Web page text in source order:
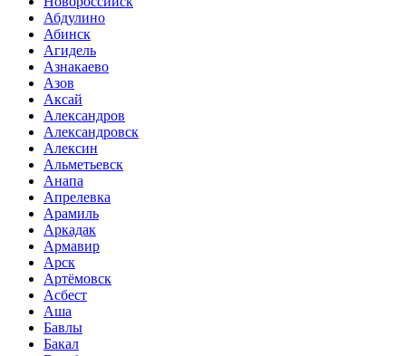
Абдулино
Абинск
Агидель
Азнакаево
Азов
Аксай
Александров
Александровск
Алексин
Альметьевск
Анапа
Апрелевка
Арамиль
Аркадак
Армавир
Арск
Артёмовск
Асбест
Аша
Бавлы
Бакал